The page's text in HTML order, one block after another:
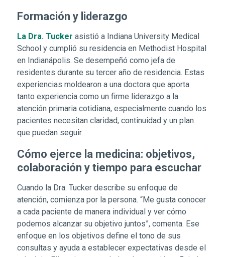
Formación y liderazgo
La Dra. Tucker asistió a Indiana University Medical
School y cumplió su residencia en Methodist Hospital
en Indianápolis. Se desempeñó como jefa de
residentes durante su tercer año de residencia. Estas
experiencias moldearon a una doctora que aporta
tanto experiencia como un firme liderazgo a la
atención primaria cotidiana, especialmente cuando los
pacientes necesitan claridad, continuidad y un plan
que puedan seguir.
Cómo ejerce la medicina: objetivos,
colaboración y tiempo para escuchar
Cuando la Dra. Tucker describe su enfoque de
atención, comienza por la persona. “Me gusta conocer
a cada paciente de manera individual y ver cómo
podemos alcanzar su objetivo juntos”, comenta. Ese
enfoque en los objetivos define el tono de sus
consultas y ayuda a establecer expectativas desde el